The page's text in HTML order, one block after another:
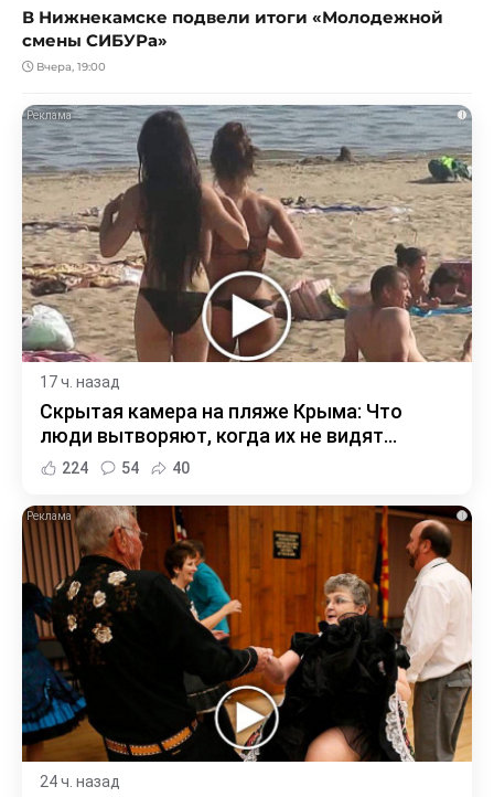
В Нижнекамске подвели итоги «Молодежной
смены СИБУРа»
Вчера, 19:00
i
17 ч. назад
Скрытая камера на пляже Крыма: Что
люди вытворяют, когда их не видят...
224 54 40
i
24 ч. назад